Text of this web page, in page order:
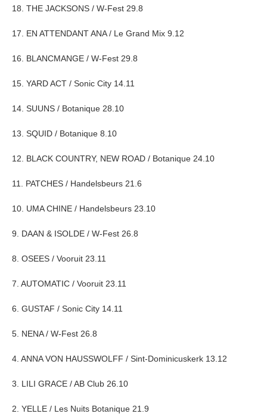
18. THE JACKSONS / W-Fest 29.8
17. EN ATTENDANT ANA / Le Grand Mix 9.12
16. BLANCMANGE / W-Fest 29.8
15. YARD ACT / Sonic City 14.11
14. SUUNS / Botanique 28.10
13. SQUID / Botanique 8.10
12. BLACK COUNTRY, NEW ROAD / Botanique 24.10
11. PATCHES / Handelsbeurs 21.6
10. UMA CHINE / Handelsbeurs 23.10
9. DAAN & ISOLDE / W-Fest 26.8
8. OSEES / Vooruit 23.11
7. AUTOMATIC / Vooruit 23.11
6. GUSTAF / Sonic City 14.11
5. NENA / W-Fest 26.8
4. ANNA VON HAUSSWOLFF / Sint-Dominicuskerk 13.12
3. LILI GRACE / AB Club 26.10
2. YELLE / Les Nuits Botanique 21.9